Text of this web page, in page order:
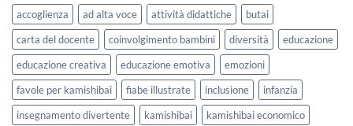
Settembre
2026
lavorare
sull’accoglienza
a
scuola
accoglienza ad alta voce attività didattiche
butai
carta del docente
coinvolgimento bambini diversità
educazione
educazione creativa
educazione emotiva
emozioni
favole per kamishibai
fiabe illustrate inclusione
infanzia
insegnamento divertente
kamishibai
kamishibai economico